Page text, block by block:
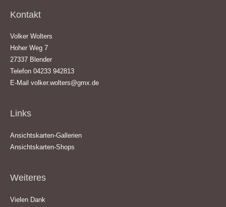
Kontakt
Volker Wolters
Hoher Weg 7
27337 Blender
Telefon 04233 942813
E-Mail volker.wolters@gmx.de
Links
Ansichtskarten-Gallerien
Ansichtskarten-Shops
Weiteres
Vielen Dank